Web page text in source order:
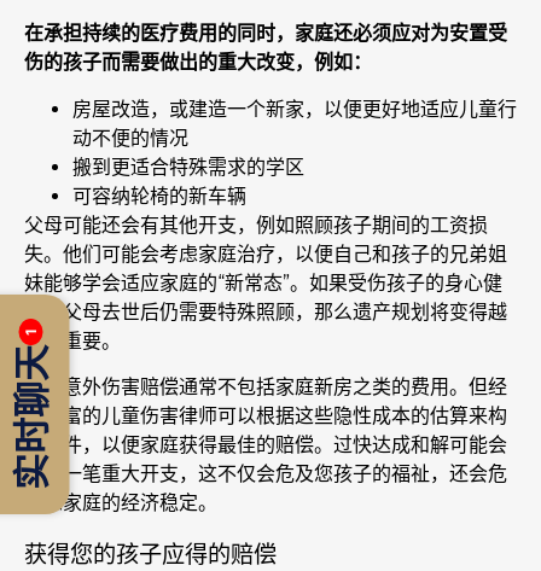
在承担持续的医疗费用的同时，家庭还必须应对为安置受
伤的孩子而需要做出的重大改变，例如：
房屋改造，或建造一个新家，以便更好地适应儿童行
动不便的情况
搬到更适合特殊需求的学区
可容纳轮椅的新车辆
父母可能还会有其他开支，例如照顾孩子期间的工资损
失。他们可能会考虑家庭治疗，以便自己和孩子的兄弟姐
妹能够学会适应家庭的“新常态”。如果受伤孩子的身心健
康在父母去世后仍需要特殊照顾，那么遗产规划将变得越
来越重要。
儿童意外伤害赔偿通常不包括家庭新房之类的费用。但经
验丰富的儿童伤害律师可以根据这些隐性成本的估算来构
建案件，以便家庭获得最佳的赔偿。过快达成和解可能会
忽略一笔重大开支，这不仅会危及您孩子的福祉，还会危
及您家庭的经济稳定。
获得您的孩子应得的赔偿
实时聊天
1